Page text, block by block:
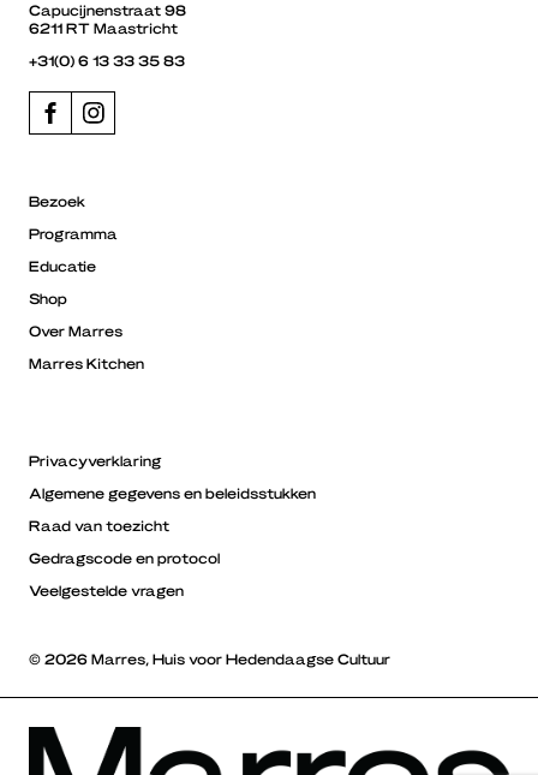
Capucijnenstraat 98
6211 RT Maastricht
+31(0) 6 13 33 35 83
Bezoek
Programma
Educatie
Shop
Over Marres
Marres Kitchen
Privacyverklaring
Algemene gegevens en beleidsstukken
Raad van toezicht
Gedragscode en protocol
Veelgestelde vragen
© 2026 Marres, Huis voor Hedendaagse Cultuur